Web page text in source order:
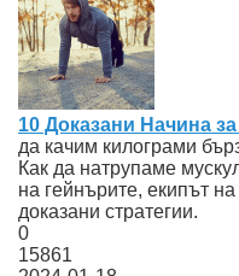
10 Доказани Начина
да качим килограми
Как да натрупаме
на гейнърите, екипът
доказани стратегии.
0
15861